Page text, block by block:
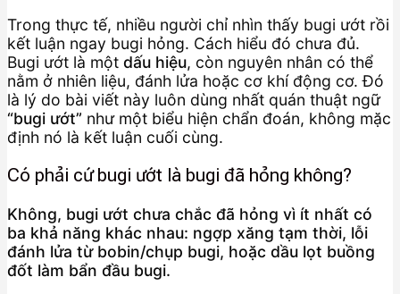
Trong thực tế, nhiều người chỉ nhìn thấy bugi ướt rồi
kết luận ngay bugi hỏng. Cách hiểu đó chưa đủ.
Bugi ướt là một dấu hiệu, còn nguyên nhân có thể
nằm ở nhiên liệu, đánh lửa hoặc cơ khí động cơ. Đó
là lý do bài viết này luôn dùng nhất quán thuật ngữ
“bugi ướt” như một biểu hiện chẩn đoán, không mặc
định nó là kết luận cuối cùng.
Có phải cứ bugi ướt là bugi đã hỏng không?
Không, bugi ướt chưa chắc đã hỏng vì ít nhất có
ba khả năng khác nhau: ngợp xăng tạm thời, lỗi
đánh lửa từ bobin/chụp bugi, hoặc dầu lọt buồng
đốt làm bẩn đầu bugi.